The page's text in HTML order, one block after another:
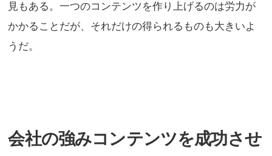
見もある。一つのコンテンツを作り上げるのは労力が
かかることだが、それだけの得られるものも大きいよ
うだ。
会社の強みコンテンツを成功させ